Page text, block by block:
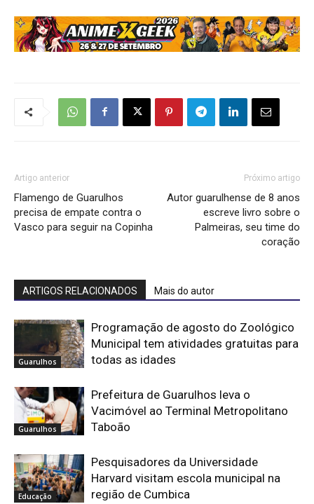
Artigo anterior
Flamengo de Guarulhos
precisa de empate contra o
Vasco para seguir na Copinha
Próximo artigo
Autor guarulhense de 8 anos
escreve livro sobre o
Palmeiras, seu time do
coração
ARTIGOS RELACIONADOS Mais do autor
Guarulhos
Programação de agosto do Zoológico
Municipal tem atividades gratuitas para
todas as idades
Guarulhos
Prefeitura de Guarulhos leva o
Vacimóvel ao Terminal Metropolitano
Taboão
Educação
Pesquisadores da Universidade
Harvard visitam escola municipal na
região de Cumbica